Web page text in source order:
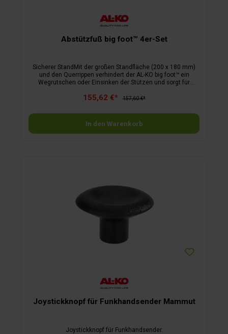
Abstützfuß big foot™ 4er-Set
Sicherer StandMit der großen Standfläche (200 x 180 mm)
und den Querrippen verhindert der AL-KO big foot™ ein
Wegrutschen oder Einsinken der Stützen und sorgt für
besitzt eine Tragfähigkeit von statisch maximal 1250
foot™ federunterstützt formschlüssig an der Stütze
an.FunktionellDurch die Langlochbohrung gleitet die Stütze
bei Bodenkontakt direkt auf dem AL-KO big foot™, d. h. die
Stütze muss den Abstützfuß nicht mitschieben.AnbauDer big
Stabilformstütze.LieferumfangVier AL-KO big foot™ inkl.
Montagematerial und Montageanleitung.
155,62 €* 157,60 €*
In den Warenkorb
Joystickknopf für Funkhandsender Mammut
Joystickknopf für Funkhandsender.